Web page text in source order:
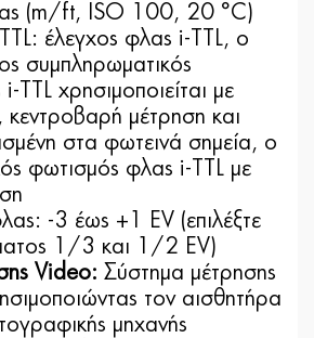
(m/ft, ISO 100, 20 °C)
έλεγχος φλας i-TTL, ο
συμπληρωματικός
χρησιμοποιείται με
μέτρηση και
στα φωτεινά σημεία, ο
φωτισμός φλας i-TTL με
-3 έως +1 EV (επιλέξτε
1/3 και 1/2 EV)
Video: Σύστημα μέτρησης
τον αισθητήρα
μηχανής